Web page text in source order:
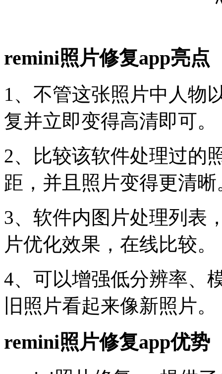
remini照片修复app亮点
1、不管这张照片中人物
复并立即变得高清即可。
2、比较该软件处理过的
距，并且照片变得更清晰
3、软件内图片处理列表
片优化效果，在线比较。
4、可以增强低分辨率、
旧照片看起来像新照片。
remini照片修复app优势